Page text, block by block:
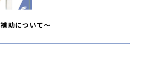
助について〜